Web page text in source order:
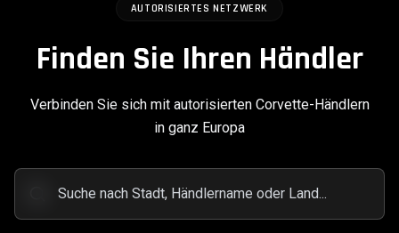
AUTORISIERTES NETZWERK
Finden Sie Ihren Händler
Verbinden Sie sich mit autorisierten Corvette-Händlern
in ganz Europa